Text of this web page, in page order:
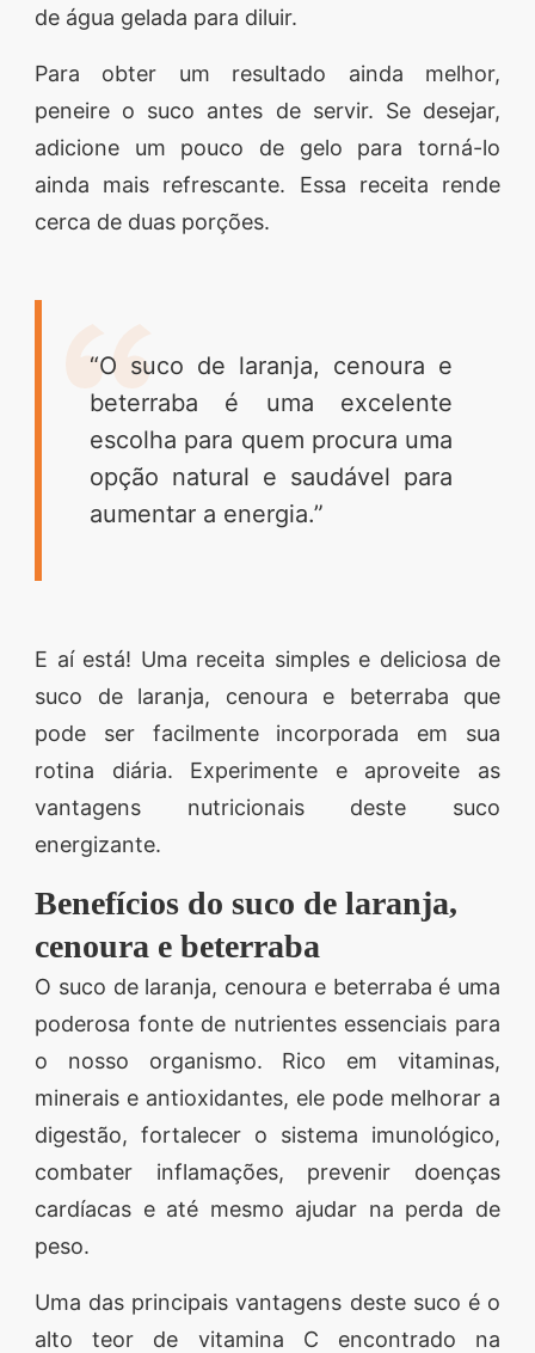
de água gelada para diluir.
Para obter um resultado ainda melhor,
peneire o suco antes de servir. Se desejar,
adicione um pouco de gelo para torná-lo
ainda mais refrescante. Essa receita rende
cerca de duas porções.
“O suco de laranja, cenoura e
beterraba é uma excelente
escolha para quem procura uma
opção natural e saudável para
aumentar a energia.”
E aí está! Uma receita simples e deliciosa de
suco de laranja, cenoura e beterraba que
pode ser facilmente incorporada em sua
rotina diária. Experimente e aproveite as
vantagens nutricionais deste suco
energizante.
Benefícios do suco de laranja,
cenoura e beterraba
O suco de laranja, cenoura e beterraba é uma
poderosa fonte de nutrientes essenciais para
o nosso organismo. Rico em vitaminas,
minerais e antioxidantes, ele pode melhorar a
digestão, fortalecer o sistema imunológico,
combater inflamações, prevenir doenças
cardíacas e até mesmo ajudar na perda de
peso.
Uma das principais vantagens deste suco é o
alto teor de vitamina C encontrado na